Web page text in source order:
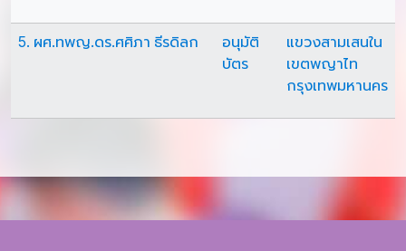
5. ผศ.ทพญ.ดร.ศศิภา ธีรดิลก
อนุมัติ
บัตร
แขวงสามเสนใน
เขตพญาไท
กรุงเทพมหานคร